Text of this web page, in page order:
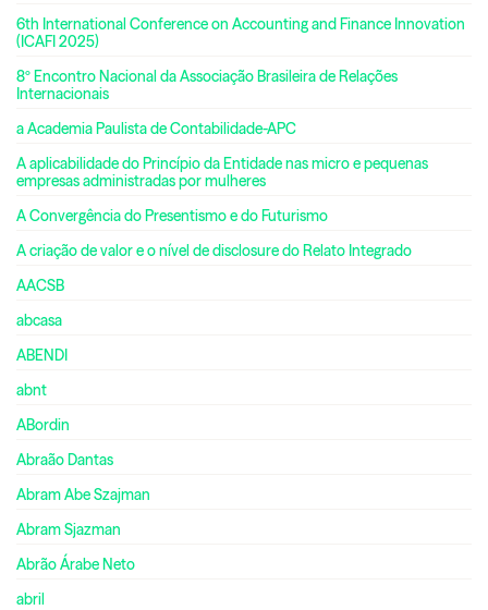
6th International Conference on Accounting and Finance Innovation
(ICAFI 2025)
8º Encontro Nacional da Associação Brasileira de Relações
Internacionais
a Academia Paulista de Contabilidade-APC
A aplicabilidade do Princípio da Entidade nas micro e pequenas
empresas administradas por mulheres
A Convergência do Presentismo e do Futurismo
A criação de valor e o nível de disclosure do Relato Integrado
AACSB
abcasa
ABENDI
abnt
ABordin
Abraão Dantas
Abram Abe Szajman
Abram Sjazman
Abrão Árabe Neto
abril